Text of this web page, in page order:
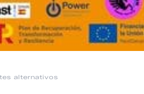
alternativos